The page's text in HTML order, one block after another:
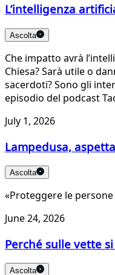
L’intelligenza
Ascolta
Che impatto avrà
Chiesa? Sarà utile o
sacerdoti? Sono gli
episodio del podcast
July 1, 2026
Lampedusa,
Ascolta
«Proteggere le
June 24, 2026
Perché sulle vette
Ascolta